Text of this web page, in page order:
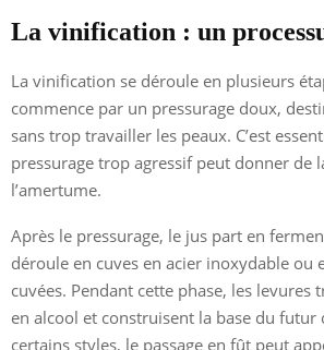
La vinification : un
La vinification se déroule en plusieurs
commence par un pressurage doux,
sans trop travailler les peaux. C’est
pressurage trop agressif peut donner de
l’amertume.
Après le pressurage, le jus part en
déroule en cuves en acier inoxydable ou
cuvées. Pendant cette phase, les levures
en alcool et construisent la base du futur
certains styles, le passage en fût peut